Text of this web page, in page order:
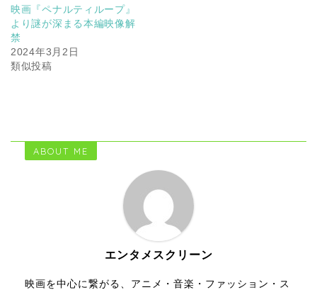
映画『ペナルティループ』
より謎が深まる本編映像解
禁
2024年3月2日
類似投稿
ABOUT ME
エンタメスクリーン
映画を中心に繋がる、アニメ・音楽・ファッション・ス